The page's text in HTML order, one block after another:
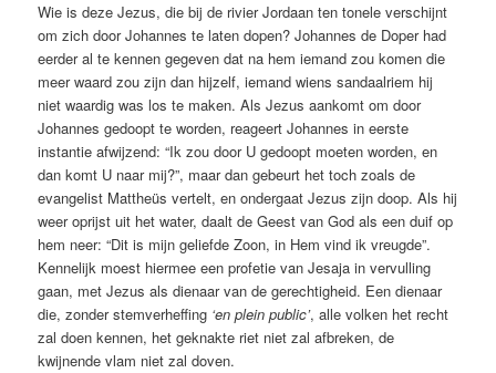
Wie is deze Jezus, die bij de rivier Jordaan ten tonele verschijnt
om zich door Johannes te laten dopen? Johannes de Doper had
eerder al te kennen gegeven dat na hem iemand zou komen die
meer waard zou zijn dan hijzelf, iemand wiens sandaalriem hij
niet waardig was los te maken. Als Jezus aankomt om door
Johannes gedoopt te worden, reageert Johannes in eerste
instantie afwijzend: “Ik zou door U gedoopt moeten worden, en
dan komt U naar mij?”, maar dan gebeurt het toch zoals de
evangelist Mattheüs vertelt, en ondergaat Jezus zijn doop. Als hij
weer oprijst uit het water, daalt de Geest van God als een duif op
hem neer: “Dit is mijn geliefde Zoon, in Hem vind ik vreugde”.
Kennelijk moest hiermee een profetie van Jesaja in vervulling
gaan, met Jezus als dienaar van de gerechtigheid. Een dienaar
die, zonder stemverheffing ‘en plein public’, alle volken het recht
zal doen kennen, het geknakte riet niet zal afbreken, de
kwijnende vlam niet zal doven.